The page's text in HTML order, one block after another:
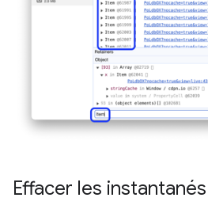
Effacer les instantanés